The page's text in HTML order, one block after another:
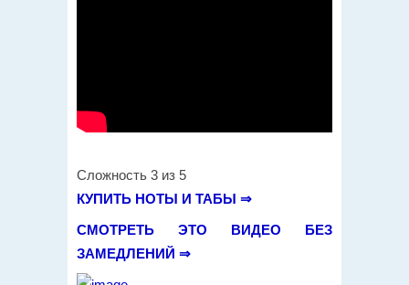
Сложность 3 из 5
КУПИТЬ НОТЫ И ТАБЫ ⇒
СМОТРЕТЬ ЭТО ВИДЕО БЕЗ
ЗАМЕДЛЕНИЙ ⇒